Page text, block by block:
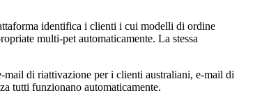
identifica i clienti i cui modelli di ordine
multi-pet automaticamente. La stessa
di riattivazione per i clienti australiani, e-mail di
tutti funzionano automaticamente.